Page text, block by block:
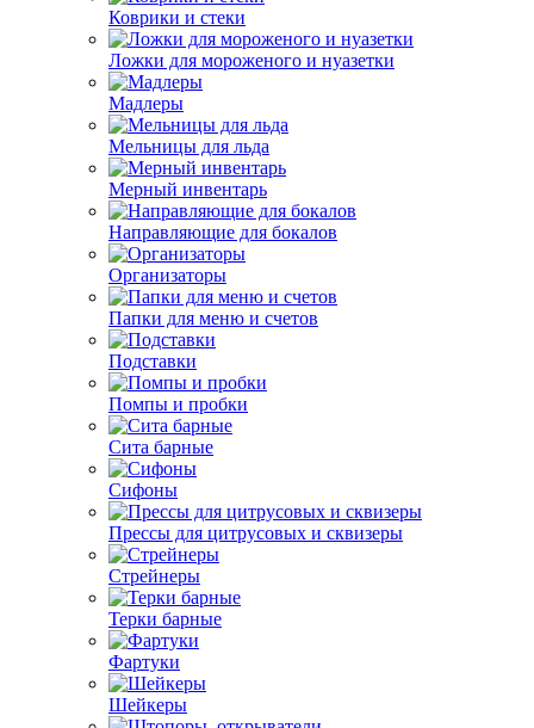
Коврики и стеки
Ложки для мороженого и нуазетки
Мадлеры
Мельницы для льда
Мерный инвентарь
Направляющие для бокалов
Организаторы
Папки для меню и счетов
Подставки
Помпы и пробки
Сита барные
Сифоны
Прессы для цитрусовых и сквизеры
Стрейнеры
Терки барные
Фартуки
Шейкеры